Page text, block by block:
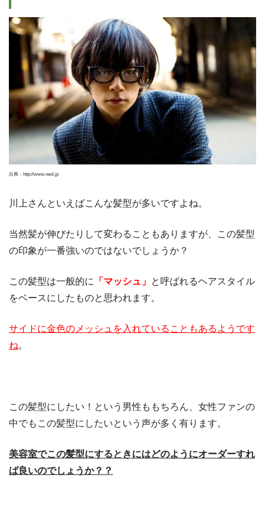
出典：http://www.neol.jp
川上さんといえばこんな髪型が多いですよね。
当然髪が伸びたりして変わることもありますが、この髪型
の印象が一番強いのではないでしょうか？
この髪型は一般的に 「マッシュ」 と呼ばれるヘアスタイル
をベースにしたものと思われます。
サイドに金色のメッシュを入れていることもあるようです
ね。
この髪型にしたい！という男性ももちろん、女性ファンの
中でもこの髪型にしたいという声が多く有ります。
美容室でこの髪型にするときにはどのようにオーダーすれ
ば良いのでしょうか？？